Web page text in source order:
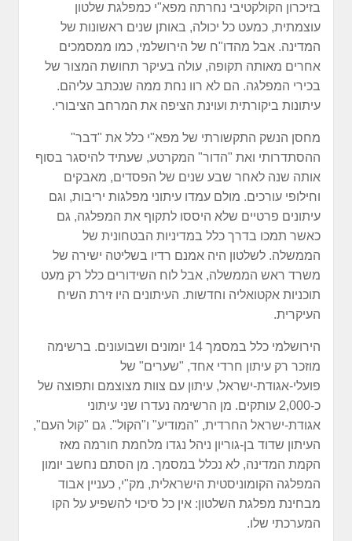
בזיכרון הקולקטיבי נחרתה מפא"י כמפלגת שלטון
עוצמתית, כמעט כל יכולה, באותן שנים ראשונות של
המדינה. אבל מהדו"ח של הירושלמי, כמו ממסמכים
אחרים מאותה תקופה, עולה בעיקר תחושת המצור של
בכירי המפלגה. הם לא רוו נחת ממה שנכתב עליהם.
עיתונות ביקורתית ועוינת הציפה את המרחב הציבורי.
מחסן הנשק התקשורתי של מפא"י כלל את "דבר"
ההסתדרותי ואת "הדור" המקרטע, שעתיד להיסגר בסוף
אותה שנה לאחר שבע שנים של הפסדים, מאבקים
וחילופי עורכים. מולם עמדו עיתוני מפלגות יריבות, וגם
עיתונים פרטיים שלא היססו לתקוף את המפלגה, גם
כאשר תמכו בדרך כלל במדיניות הבטחונית של
הממשלה. לשלטון היה אמנם רדיו בשליטה ישירה של
משרד ראש הממשלה, אבל לוח השידורים כלל רק מעט
תוכניות אקטואליה וחדשות. העיתונים היו זירת השיח
העיקרית.
הירושלמי כלל במסמך 14 יומונים ושבועונים. ברשימה
מוזכר רק עיתון חרדי אחד, "שערים" של
פועלי-אגודת-ישראל, עיתון עם צוות מצוצמם ותפוצה של
כ-2,000 עותקים. מן הרשימה נעדרו שני עיתוני
אגודת-ישראל החרדית, "המודיע" ו"הקול". גם "קול העם",
העיתון שדוד בן-גוריון ניהל נגדו מלחמת חורמה מאז
הקמת המדינה, לא נכלל במסמך. מן הסתם נחשב יומון
המפלגה הקומוניסטית הישראלית, מק"י, כעניין אבוד
מבחינת מפלגת השלטון: אין כל סיכוי להשפיע על הקו
המערכתי שלו.